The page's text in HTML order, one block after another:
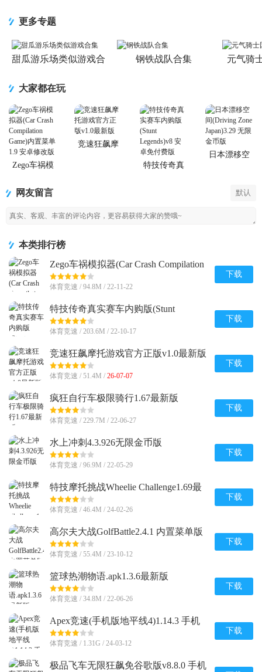
更多专题
甜瓜游乐场类似游戏合
钢铁战队合集 元气骑
大家都在玩
Zego车祸模
Compilation
单
竞速狂飙摩
特技传奇真
日本漂移空
网友留言 默认
本类排行榜
Zego车祸模拟器(Car Crash Compilation
Game)内置菜单1.9 安卓修改版
体育竞速 / 94.8M / 22-11-22
下载
特技传奇真实赛车内购版(Stunt
Legends)v8 安卓免付费版
体育竞速 / 203.6M / 22-10-17
下载
竞速狂飙摩托游戏官方正版v1.0最新版
体育竞速 / 51.4M / 26-07-07
下载
疯狂自行车极限骑行1.67最新版
体育竞速 / 229.7M / 22-06-27
下载
水上冲刺4.3.926无限金币版
体育竞速 / 96.9M / 22-05-29
下载
特技摩托挑战Wheelie Challenge1.69最
新版安卓版
体育竞速 / 46.4M / 24-02-26
下载
高尔夫大战GolfBattle2.4.1 内置菜单版
体育竞速 / 55.4M / 23-10-12
下载
篮球热潮物语.apk1.3.6最新版
体育竞速 / 34.8M / 22-06-26
下载
Apex竞速(手机版地平线4)1.14.3 手机
版免登录
体育竞速 / 1.31G / 24-03-12
下载
极品飞车无限狂飙免谷歌版v8.8.0 手机